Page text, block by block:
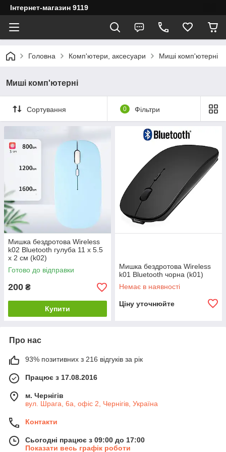
Інтернет-магазин 9119
Головна Комп'ютери, аксесуари Миші комп'ютерні
Миші комп'ютерні
Сортування 0 Фільтри
Мишка бездротова Wireless
k02 Bluetooth гулуба 11 х 5.5
х 2 см (k02)
Готово до відправки
200 ₴
Купити
Мишка бездротова Wireless
k01 Bluetooth чорна (k01)
Немає в наявності
Ціну уточнюйте
Про нас
93% позитивних з 216 відгуків за рік
Працює з 17.08.2016
м. Чернігів
вул. Шрага, 6а, офіс 2, Чернігів, Україна
Контакти
Сьогодні працює з 09:00 до 17:00
Показати весь графік роботи